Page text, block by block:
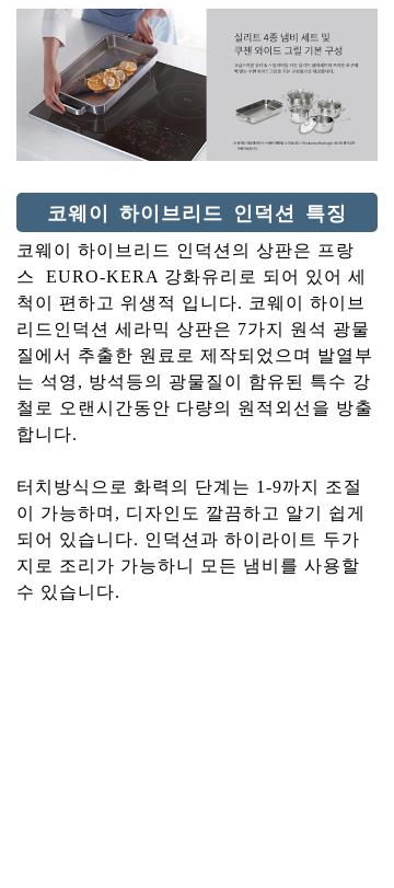
코웨이 하이브리드 인덕션 특징
코웨이 하이브리드 인덕션의 상판은 프랑
스 EURO-KERA 강화유리로 되어 있어 세
척이 편하고 위생적 입니다. 코웨이 하이브
리드인덕션 세라믹 상판은 7가지 원석 광물
질에서 추출한 원료로 제작되었으며 발열부
는 석영, 방석등의 광물질이 함유된 특수 강
철로 오랜시간동안 다량의 원적외선을 방출
합니다.
터치방식으로 화력의 단계는 1-9까지 조절
이 가능하며, 디자인도 깔끔하고 알기 쉽게
되어 있습니다. 인덕션과 하이라이트 두가
지로 조리가 가능하니 모든 냄비를 사용할
수 있습니다.